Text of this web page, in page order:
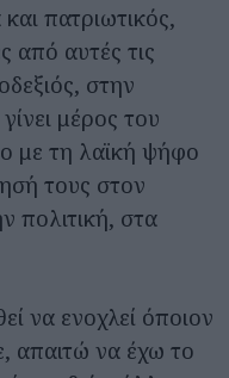
πατριωτικός,
από αυτές τις
στην
μέρος του
με τη λαϊκή ψήφο
τους στον
πολιτική, στα
να ενοχλεί όποιον
απαιτώ να έχω το